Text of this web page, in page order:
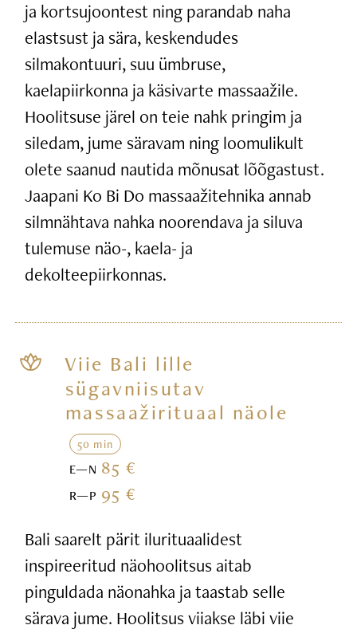
ja kortsujoontest ning parandab naha
elastsust ja sära, keskendudes
silmakontuuri, suu ümbruse,
kaelapiirkonna ja käsivarte massaažile.
Hoolitsuse järel on teie nahk pringim ja
siledam, jume säravam ning loomulikult
olete saanud nautida mõnusat lõõgastust.
Jaapani Ko Bi Do massaažitehnika annab
silmnähtava nahka noorendava ja siluva
tulemuse näo-, kaela- ja
dekolteepiirkonnas.
Viie Bali lille
sügavniisutav
massaažirituaal näole
50 min
E—N 85 €
R—P 95 €
Bali saarelt pärit ilurituaalidest
inspireeritud näohoolitsus aitab
pinguldada näonahka ja taastab selle
särava jume. Hoolitsus viiakse läbi viie